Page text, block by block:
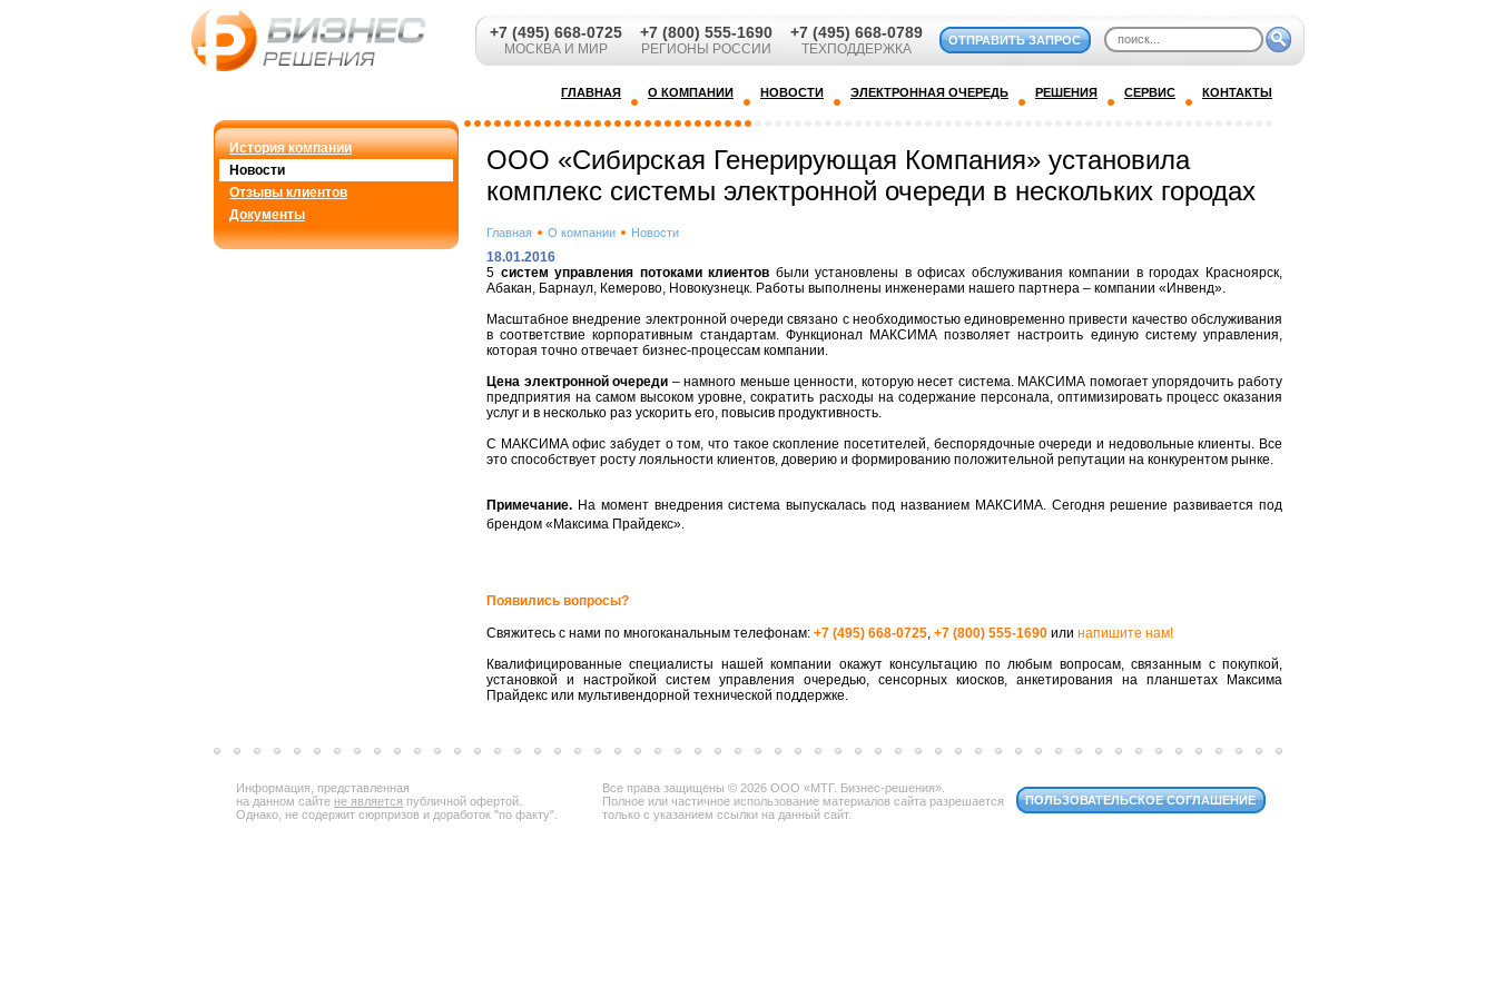
+7 (495) 668-0725
МОСКВА И МИР
+7 (800) 555-1690
РЕГИОНЫ РОССИИ
+7 (495) 668-0789
ТЕХПОДДЕРЖКА
ОТПРАВИТЬ ЗАПРОС
ГЛАВНАЯ О КОМПАНИИ НОВОСТИ ЭЛЕКТРОННАЯ ОЧЕРЕДЬ РЕШЕНИЯ СЕРВИС КОНТАКТЫ
История компании
Новости
Отзывы клиентов
Документы
ООО «Сибирская Генерирующая Компания» установила
комплекс системы электронной очереди в нескольких городах
Главная О компании Новости
18.01.2016
5 систем управления потоками клиентов были установлены в офисах обслуживания компании в городах Красноярск,
Абакан, Барнаул, Кемерово, Новокузнецк. Работы выполнены инженерами нашего партнера – компании «Инвенд».
Масштабное внедрение электронной очереди связано с необходимостью единовременно привести качество обслуживания
в соответствие корпоративным стандартам. Функционал МАКСИМА позволяет настроить единую систему управления,
которая точно отвечает бизнес-процессам компании.
Цена электронной очереди – намного меньше ценности, которую несет система. МАКСИМА помогает упорядочить работу
предприятия на самом высоком уровне, сократить расходы на содержание персонала, оптимизировать процесс оказания
услуг и в несколько раз ускорить его, повысив продуктивность.
С МАКСИМА офис забудет о том, что такое скопление посетителей, беспорядочные очереди и недовольные клиенты. Все
это способствует росту лояльности клиентов, доверию и формированию положительной репутации на конкурентом рынке.
Примечание. На момент внедрения система выпускалась под названием МАКСИМА. Сегодня решение развивается под
брендом «Максима Прайдекс».
Появились вопросы?
Свяжитесь с нами по многоканальным телефонам: +7 (495) 668-0725, +7 (800) 555-1690 или напишите нам!
Квалифицированные специалисты нашей компании окажут консультацию по любым вопросам, связанным с покупкой,
установкой и настройкой систем управления очередью, сенсорных киосков, анкетирования на планшетах Максима
Прайдекс или мультивендорной технической поддержке.
Информация, представленная
на данном сайте не является публичной офертой.
Однако, не содержит сюрпризов и доработок "по факту".
Все права защищены © 2026 ООО «МТГ. Бизнес-решения».
Полное или частичное использование материалов сайта разрешается
только с указанием ссылки на данный сайт.
ПОЛЬЗОВАТЕЛЬСКОЕ СОГЛАШЕНИЕ